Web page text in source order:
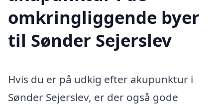
omkringliggende byer
til Sønder Sejerslev
Hvis du er på udkig efter akupunktur i
Sønder Sejerslev, er der også gode